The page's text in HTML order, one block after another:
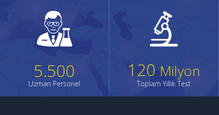
5.500
Uzman Personel
120 Milyon
Toplam Yıllık Test